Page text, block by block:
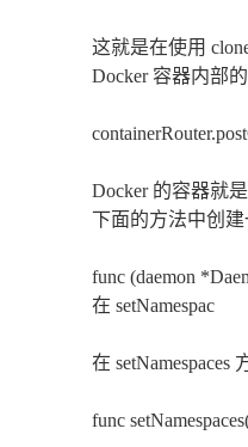
这就是在使用
Docker 容器内部
Docker 的容器就
下面的方法中创建
func (daemon
在 setNamespac
在
func